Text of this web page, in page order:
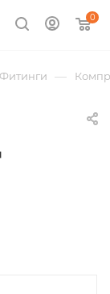
0
Фитинги —